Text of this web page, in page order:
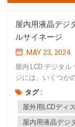
屋内用液晶デジ
ルサイネージ
MAY 23, 2024
屋内 LCD デジタ
ジには、いくつか
用液晶デジタルサイネージ 雨、日光、極端
どの過酷な気象条
高い保護等級の保
まぶしさを軽減し
タグ :
屋外用LCDディ
屋内用液晶デジ